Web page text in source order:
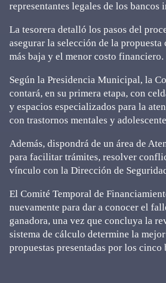
representantes legales de los bancos
La tesorera detalló los pasos del
asegurar la selección de la propuesta
más baja y el menor costo financiero.
Según la Presidencia Municipal, la
contará, en su primera etapa, con
y espacios especializados para la
con trastornos mentales y
Además, dispondrá de un área de
para facilitar trámites, resolver
vínculo con la Dirección de
El Comité Temporal de
nuevamente para dar a conocer el
ganadora, una vez que concluya la
sistema de cálculo determine la
propuestas presentadas por los cinco